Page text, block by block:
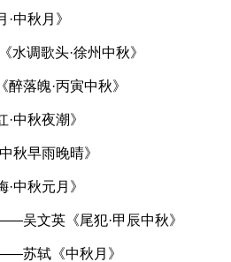
中秋月》
调歌头·徐州中秋》
落魄·丙寅中秋》
中秋夜潮》
秋早雨晚晴》
中秋元月》
吴文英《尾犯·甲辰中秋》
苏轼《中秋月》